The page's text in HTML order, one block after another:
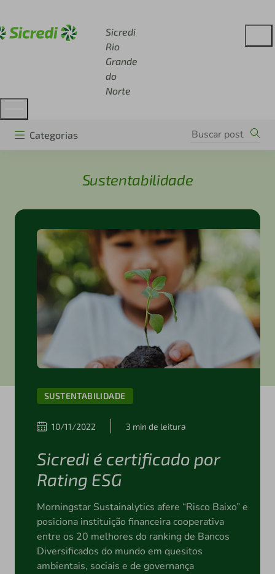
Sicredi
Rio
Grande
do
Norte
Categorias
Sustentabilidade
SUSTENTABILIDADE
10/11/2022 3 min de leitura
Sicredi é certificado por
Rating ESG
Morningstar Sustainalytics afere “Risco Baixo” e
posiciona instituição financeira cooperativa
entre os 20 melhores do ranking de Bancos
Diversificados do mundo em quesitos
ambientais, sociais e de governança